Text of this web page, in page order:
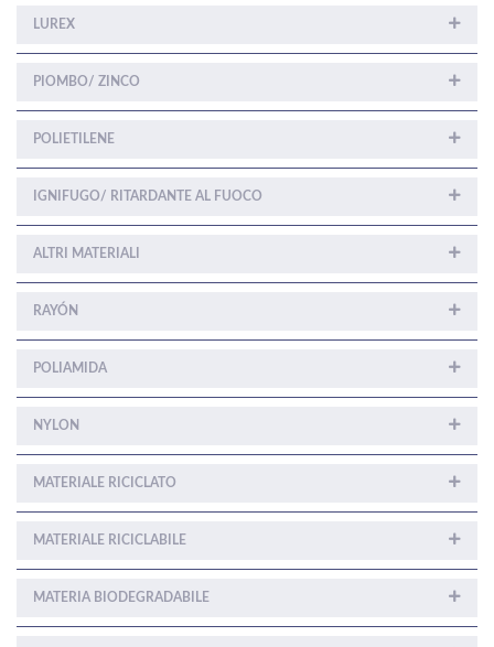
LUREX
PIOMBO/ ZINCO
POLIETILENE
IGNIFUGO/ RITARDANTE AL FUOCO
ALTRI MATERIALI
RAYÓN
POLIAMIDA
NYLON
MATERIALE RICICLATO
MATERIALE RICICLABILE
MATERIA BIODEGRADABILE